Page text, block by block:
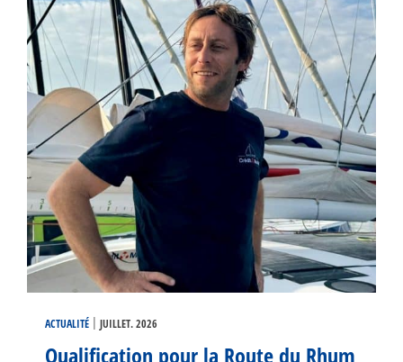
ACTUALITÉ | JUILLET. 2026
Qualification pour la Route du Rhum